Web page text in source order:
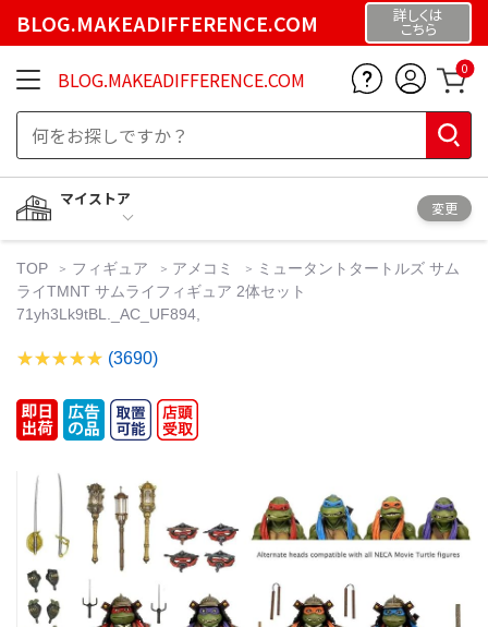
BLOG.MAKEADIFFERENCE.COM 詳しくは
こちら
BLOG.MAKEADIFFERENCE.COM 0
マイストア
変更
TOP フィギュア アメコミ
ミュータントタートルズ サム
ライTMNT サムライフィギュア 2体セット
71yh3Lk9tBL._AC_UF894,
(3690)